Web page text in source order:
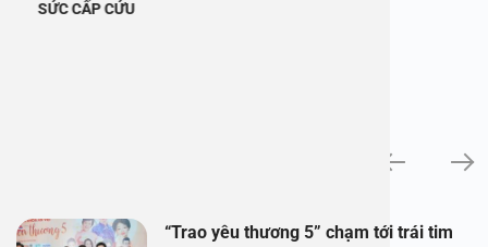
SỨC CẤP CỨU
“Trao yêu thương 5” chạm tới trái tim